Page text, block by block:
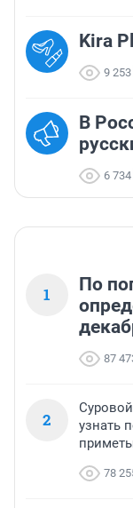
Kira
9 253
В
6 734
1
По
87
2
узнать
78